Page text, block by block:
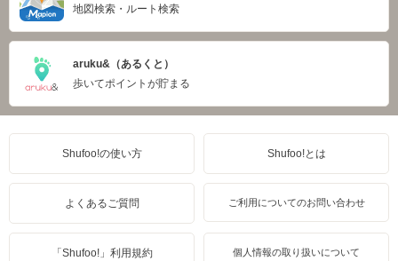
地図検索・ルート検索
aruku&（あるくと）
歩いてポイントが貯まる
Shufoo!の使い方 Shufoo!とは
よくあるご質問 ご利用についてのお問い合わせ
「Shufoo!」利用規約 個人情報の取り扱いについて